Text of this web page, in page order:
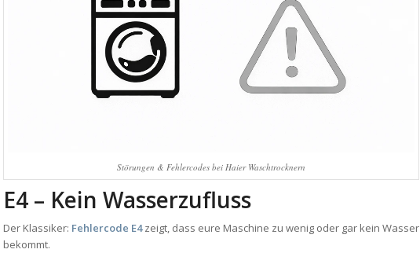
Störungen & Fehlercodes bei Haier Waschtrocknern
E4 – Kein Wasserzufluss
Der Klassiker: Fehlercode E4zeigt, dass eure Maschine zu wenig oder gar kein Wasser
bekommt.